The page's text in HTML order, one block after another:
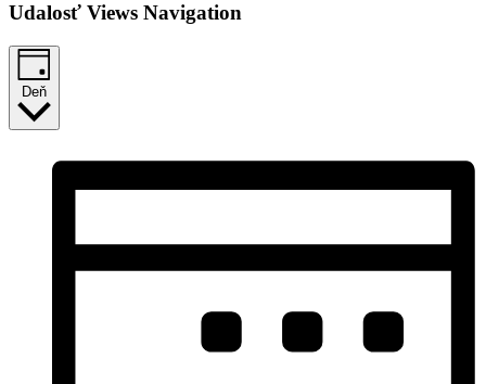
Udalosť Views Navigation
Deň